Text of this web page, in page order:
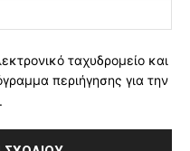
ταχυδρομείο και
περιήγησης για την